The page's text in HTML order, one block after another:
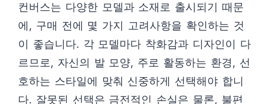
컨버스는 다양한 모델과 소재로 출시되기 때문
에, 구매 전에 몇 가지 고려사항을 확인하는 것
이 좋습니다. 각 모델마다 착화감과 디자인이 다
르므로, 자신의 발 모양, 주로 활동하는 환경, 선
호하는 스타일에 맞춰 신중하게 선택해야 합니
다. 잘못된 선택은 금전적인 손실은 물론, 불편